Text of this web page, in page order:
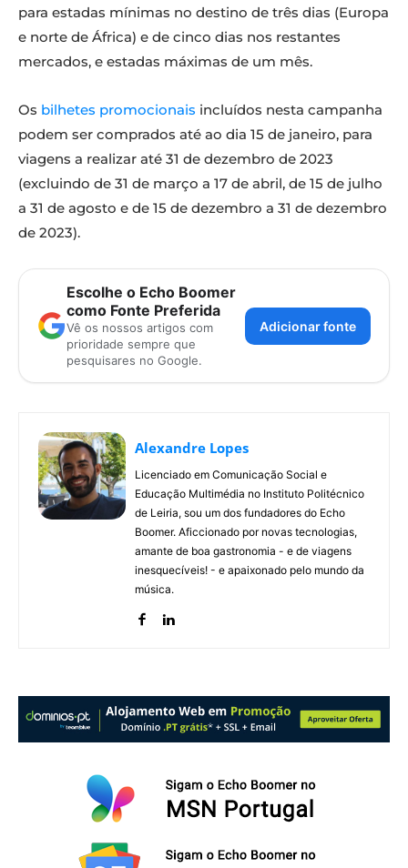
para estadas mínimas no destino de três dias (Europa
e norte de África) e de cinco dias nos restantes
mercados, e estadas máximas de um mês.
Os bilhetes promocionais incluídos nesta campanha
podem ser comprados até ao dia 15 de janeiro, para
viagens a realizar até 31 de dezembro de 2023
(excluindo de 31 de março a 17 de abril, de 15 de julho
a 31 de agosto e de 15 de dezembro a 31 de dezembro
de 2023).
Escolhe o Echo Boomer
como Fonte Preferida
Vê os nossos artigos com
prioridade sempre que
pesquisares no Google.
Adicionar fonte
Alexandre Lopes
Licenciado em Comunicação Social e
Educação Multimédia no Instituto Politécnico
de Leiria, sou um dos fundadores do Echo
Boomer. Aficcionado por novas tecnologias,
amante de boa gastronomia - e de viagens
inesquecíveis! - e apaixonado pelo mundo da
música.